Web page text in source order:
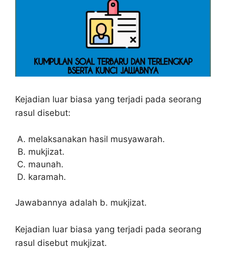
Kejadian luar biasa yang terjadi pada seorang
rasul disebut:
melaksanakan hasil musyawarah.
mukjizat.
maunah.
karamah.
Jawabannya adalah b. mukjizat.
Kejadian luar biasa yang terjadi pada seorang
rasul disebut mukjizat.